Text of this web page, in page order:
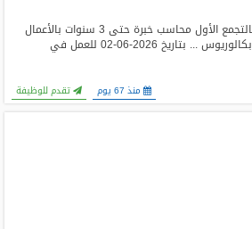
مطلوب لشركة تطوير عقاري بالتجمع الأول محاسب خبرة حتى 3 سنوات بالأعمال
المحاسبية والإدارية. المؤهل: بكالوريوس ... بتاريخ 2026-06-02 للعمل في
منذ 67 يوم تقدم للوظيفة